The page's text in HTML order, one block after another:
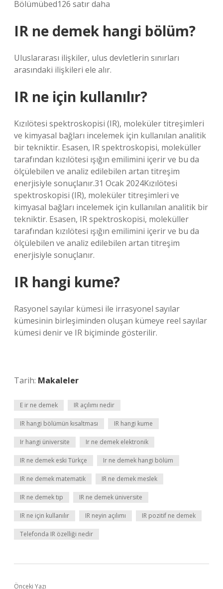
Bölümübed126 satır daha
IR ne demek hangi bölüm?
Uluslararası ilişkiler, ulus devletlerin sınırları
arasındaki ilişkileri ele alır.
IR ne için kullanılır?
Kızılötesi spektroskopisi (IR), moleküler titreşimleri
ve kimyasal bağları incelemek için kullanılan analitik
bir tekniktir. Esasen, IR spektroskopisi, moleküller
tarafından kızılötesi ışığın emilimini içerir ve bu da
ölçülebilen ve analiz edilebilen artan titreşim
enerjisiyle sonuçlanır.31 Ocak 2024Kızılötesi
spektroskopisi (IR), moleküler titreşimleri ve
kimyasal bağları incelemek için kullanılan analitik bir
tekniktir. Esasen, IR spektroskopisi, moleküller
tarafından kızılötesi ışığın emilimini içerir ve bu da
ölçülebilen ve analiz edilebilen artan titreşim
enerjisiyle sonuçlanır.
IR hangi kume?
Rasyonel sayılar kümesi ile irrasyonel sayılar
kümesinin birleşiminden oluşan kümeye reel sayılar
kümesi denir ve IR biçiminde gösterilir.
Tarih: Makaleler
E ir ne demek IR açılımı nedir
IR hangi bölümün kısaltması IR hangi kume
Ir hangi üniversite Ir ne demek elektronik
IR ne demek eski Türkçe Ir ne demek hangi bölüm
IR ne demek matematik IR ne demek meslek
IR ne demek tıp IR ne demek üniversite
IR ne için kullanılır IR neyin açılımı IR pozitif ne demek
Telefonda IR özelliği nedir
Önceki Yazı